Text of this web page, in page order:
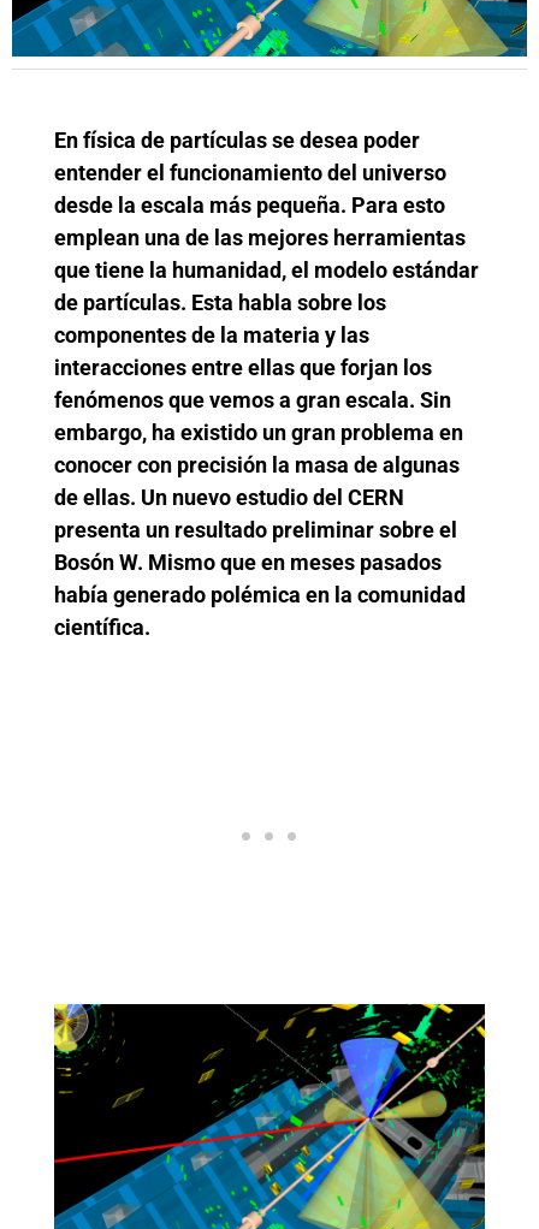
En física de partículas se desea poder
entender el funcionamiento del universo
desde la escala más pequeña. Para esto
emplean una de las mejores herramientas
que tiene la humanidad, el modelo estándar
de partículas. Esta habla sobre los
componentes de la materia y las
interacciones entre ellas que forjan los
fenómenos que vemos a gran escala. Sin
embargo, ha existido un gran problema en
conocer con precisión la masa de algunas
de ellas. Un nuevo estudio del CERN
presenta un resultado preliminar sobre el
Bosón W. Mismo que en meses pasados
había generado polémica en la comunidad
científica.